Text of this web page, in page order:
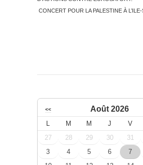
CONCERT POUR LA PALESTINE À
<< Août 2026
M M J V
27
28 29 30 31
3
4 5 6 7